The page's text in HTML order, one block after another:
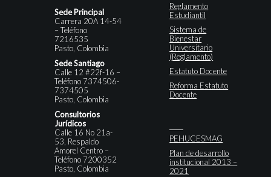
Sede Principal
Carrera 20A 14-54
– Teléfono
7216535
Pasto, Colombia
Sede Santiago
Calle 12 #22f-16 –
Teléfono 7374506-
7374505
Pasto, Colombia
Consultorios
Jurídicos
Calle 16 No 21a-
53, Respaldo
Amorel Centro –
Teléfono 7200352
Pasto, Colombia
Reglamento
Estudiantil
Sistema de
Bienestar
Universitario
(Reglamento)
Estatuto Docente
Reforma Estatuto
Docente
PEI-IUCESMAG
Plan de desarrollo
institucional 2013 –
2021